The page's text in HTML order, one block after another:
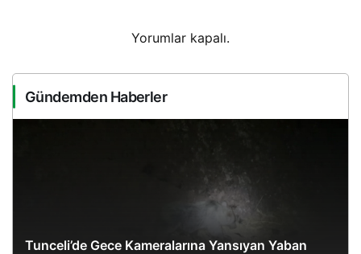
Yorumlar kapalı.
Gündemden Haberler
Tunceli’de Gece Kameralarına Yansıyan Yaban